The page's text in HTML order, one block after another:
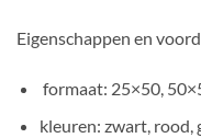
Eigenschappen en
formaat: 25×50,
kleuren: zwart, rood,